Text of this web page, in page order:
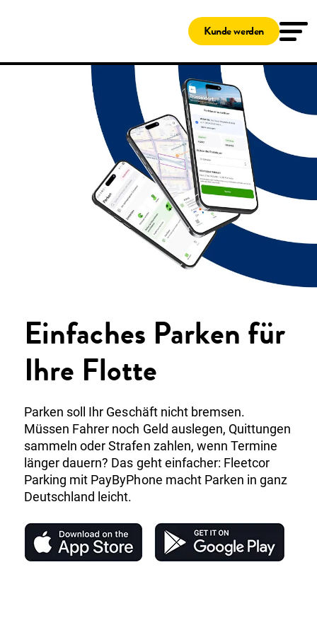
Shell Card – zum Tanken und Laden
Für kleine Unternehmen
Shell Card – zum Tanken und Laden
Kunden-Online-Portal
Das Clean Advantage® Programm
Benzinpreise Deutschland
Über uns
Einloggen
Kunde werden
Einfaches Parken für
Ihre Flotte
Parken soll Ihr Geschäft nicht bremsen.
Müssen Fahrer noch Geld auslegen, Quittungen
sammeln oder Strafen zahlen, wenn Termine
länger dauern? Das geht einfacher: Fleetcor
Parking mit PayByPhone macht Parken in ganz
Deutschland leicht.